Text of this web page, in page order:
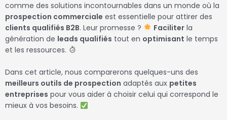
comme des solutions incontournables dans un monde où la
prospection commerciale est essentielle pour attirer des
clients qualifiés B2B. Leur promesse ? Faciliterla
génération de leads qualifiés tout en optimisant le temps
et les ressources.
Dans cet article, nous comparerons quelques-uns des
meilleurs outils de prospection adaptés aux petites
entreprises pour vous aider à choisir celui qui correspond le
mieux à vos besoins.